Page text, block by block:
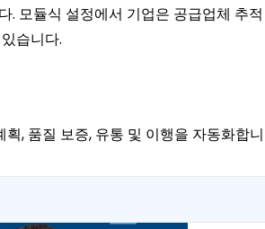
. 모듈식 설정에서 기업은 공급업체 추
습니다.
, 품질 보증, 유통 및 이행을 자동화